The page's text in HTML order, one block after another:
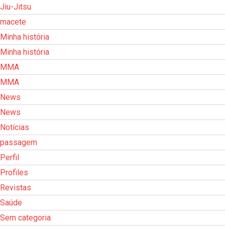
Jiu-Jitsu
macete
Minha história
Minha história
MMA
MMA
News
News
Notícias
passagem
Perfil
Profiles
Revistas
Saúde
Sem categoria